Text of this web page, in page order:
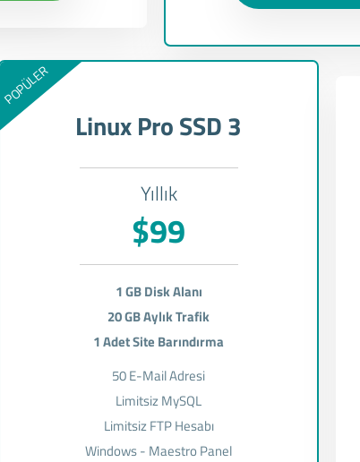
POPÜLER
Linux Pro SSD 3
Yıllık
$99
1 GB Disk Alanı
20 GB Aylık Trafik
1 Adet Site Barındırma
50 E-Mail Adresi
Limitsiz MySQL
Limitsiz FTP Hesabı
Windows - Maestro Panel